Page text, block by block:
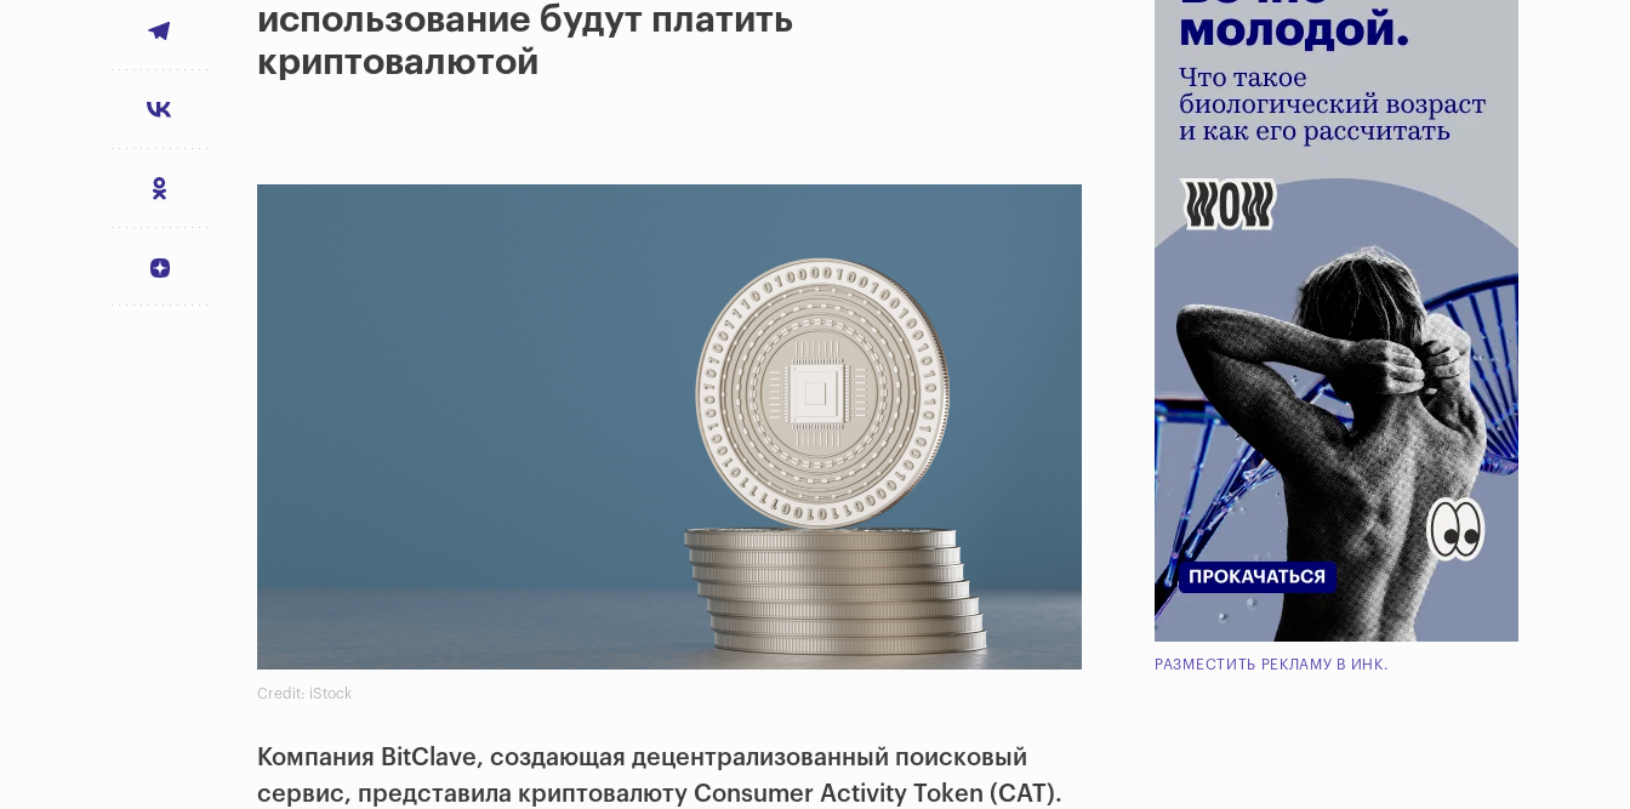
использование будут платить
криптовалютой
Credit: iStock
Компания BitClave, создающая децентрализованный поисковый
сервис, представила криптовалюту Consumer Activity Token (CAT).
РАЗМЕСТИТЬ РЕКЛАМУ В ИНК.